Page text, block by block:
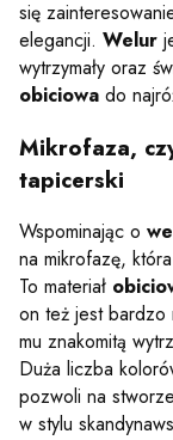
się
elegancji. Welur
wytrzymały oraz
obiciowa do
Mikrofaza,
tapicerski
Wspominając o
na mikrofazę,
To materiał
on też jest bardzo
mu znakomitą
Duża liczba
pozwoli na
w stylu